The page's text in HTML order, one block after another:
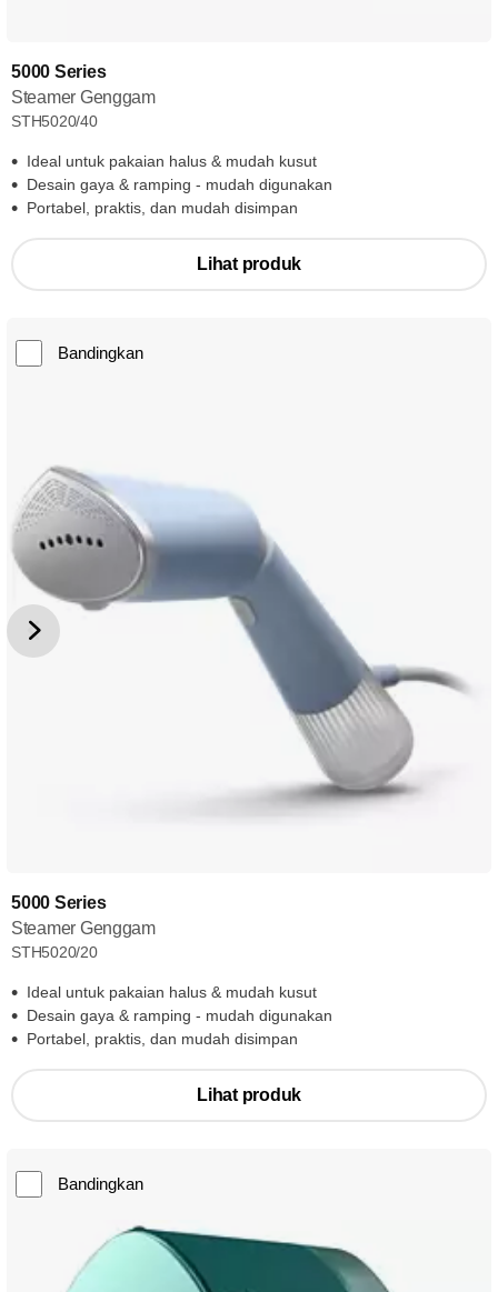
5000 Series
Steamer Genggam
STH5020/40
Ideal untuk pakaian halus & mudah kusut
Desain gaya & ramping - mudah digunakan
Portabel, praktis, dan mudah disimpan
Lihat produk
Bandingkan
5000 Series
Steamer Genggam
STH5020/20
Ideal untuk pakaian halus & mudah kusut
Desain gaya & ramping - mudah digunakan
Portabel, praktis, dan mudah disimpan
Lihat produk
Bandingkan